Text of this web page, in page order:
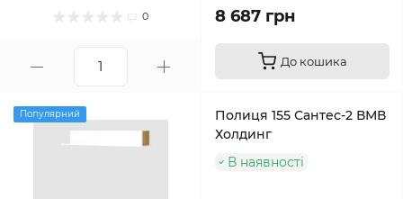
0 8 687 грн
До кошика
Популярний
Полиця 155 Сантес-2 ВМВ
Холдинг
В наявності